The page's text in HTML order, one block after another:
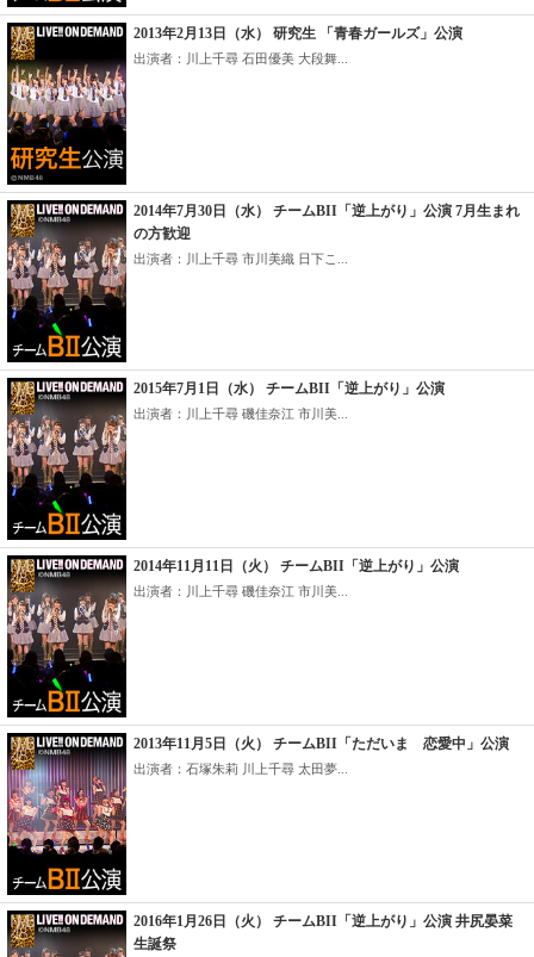
2013年2月13日（水） 研究生 「青春ガールズ」公演
出演者：川上千尋 石田優美 大段舞...
2014年7月30日（水） チームBII「逆上がり」公演 7月生まれ
の方歓迎
出演者：川上千尋 市川美織 日下こ...
2015年7月1日（水） チームBII「逆上がり」公演
出演者：川上千尋 磯佳奈江 市川美...
2014年11月11日（火） チームBII「逆上がり」公演
出演者：川上千尋 磯佳奈江 市川美...
2013年11月5日（火） チームBII「ただいま 恋愛中」公演
出演者：石塚朱莉 川上千尋 太田夢...
2016年1月26日（火） チームBII「逆上がり」公演 井尻晏菜
生誕祭